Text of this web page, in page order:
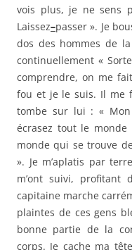
capitaine marche
plaintes de ces gens
bonne partie de la
corps. Je cache ma
couvre de terre et
d’hommes à 10 m de
La brèche dessin de Georges
http://www.dessins1418.fr/
Malgré moi, je me
5equi montent : «
repasse devant moi